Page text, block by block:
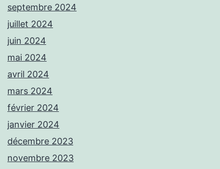
septembre 2024
juillet 2024
juin 2024
mai 2024
avril 2024
mars 2024
février 2024
janvier 2024
décembre 2023
novembre 2023